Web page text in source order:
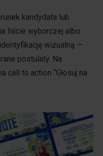
kandydata lub
liście wyborczej albo
wizualną —
postulaty. Na
call to action “Głosuj na